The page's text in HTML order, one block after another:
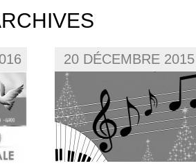
20 DÉCEMBRE 2015